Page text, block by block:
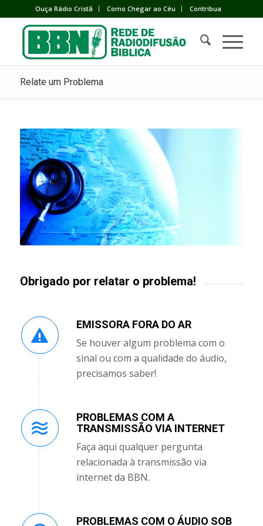
Ouça Rádio Cristã Como Chegar ao Céu Contribua
Relate um Problema
Obrigado por relatar o problema!
EMISSORA FORA DO AR
Se houver algum problema com o
sinal ou com a qualidade do áudio,
precisamos saber!
PROBLEMAS COM A
TRANSMISSÃO VIA INTERNET
Faça aqui qualquer pergunta
relacionada à transmissão via
internet da BBN.
PROBLEMAS COM O ÁUDIO SOB